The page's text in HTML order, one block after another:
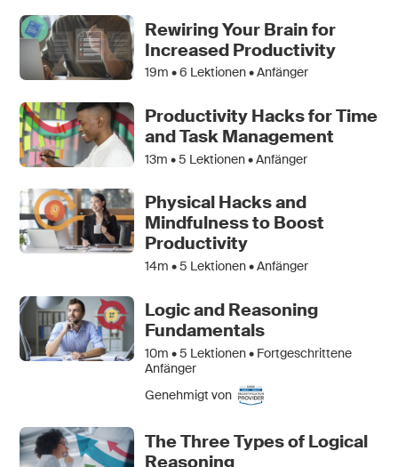
Rewiring Your Brain for
Increased Productivity
19m •6 Lektionen • Anfänger
Productivity Hacks for Time
and Task Management
13m •5 Lektionen • Anfänger
Physical Hacks and
Mindfulness to Boost
Productivity
14m •5 Lektionen • Anfänger
Logic and Reasoning
Fundamentals
10m •5 Lektionen • Fortgeschrittene
Anfänger
Genehmigt von
The Three Types of Logical
Reasoning